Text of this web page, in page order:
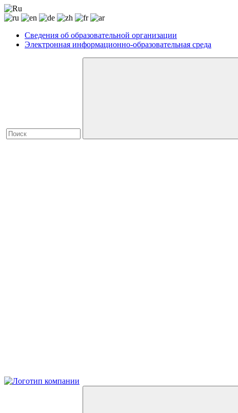
Сведения об образовательной организации
Электронная информационно-образовательная среда